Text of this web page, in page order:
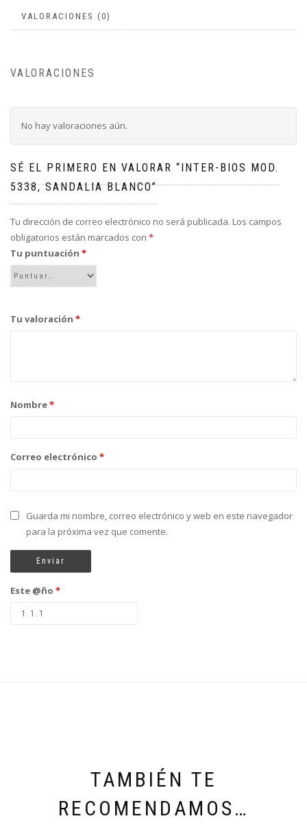
VALORACIONES (0)
VALORACIONES
No hay valoraciones aún.
SÉ EL PRIMERO EN VALORAR “INTER-BIOS MOD.
5338, SANDALIA BLANCO”
Tu dirección de correo electrónico no será publicada. Los campos
obligatorios están marcados con *
Tu puntuación *
Tu valoración *
Nombre*
Correo electrónico *
Guarda mi nombre, correo electrónico y web en este navegador
para la próxima vez que comente.
Este @ño *
TAMBIÉN TE
RECOMENDAMOS…